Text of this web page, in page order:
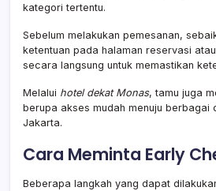
kategori tertentu.
Sebelum melakukan pemesanan,
ketentuan pada halaman reservasi
secara langsung untuk memastikan
Melalui hotel dekat Monas, tamu juga
berupa akses mudah menuju berbagai
Jakarta.
Cara Meminta Early
Beberapa langkah yang dapat